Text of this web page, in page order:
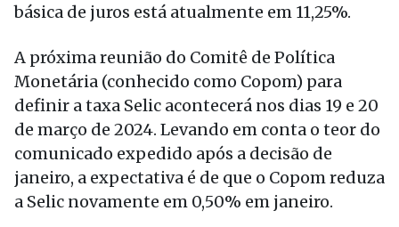
básica de juros está atualmente em 11,25%.
A próxima reunião do Comitê de Política
Monetária (conhecido como Copom) para
definir a taxa Selic acontecerá nos dias 19 e 20
de março de 2024. Levando em conta o teor do
comunicado expedido após a decisão de
janeiro, a expectativa é de que o Copom reduza
a Selic novamente em 0,50% em janeiro.